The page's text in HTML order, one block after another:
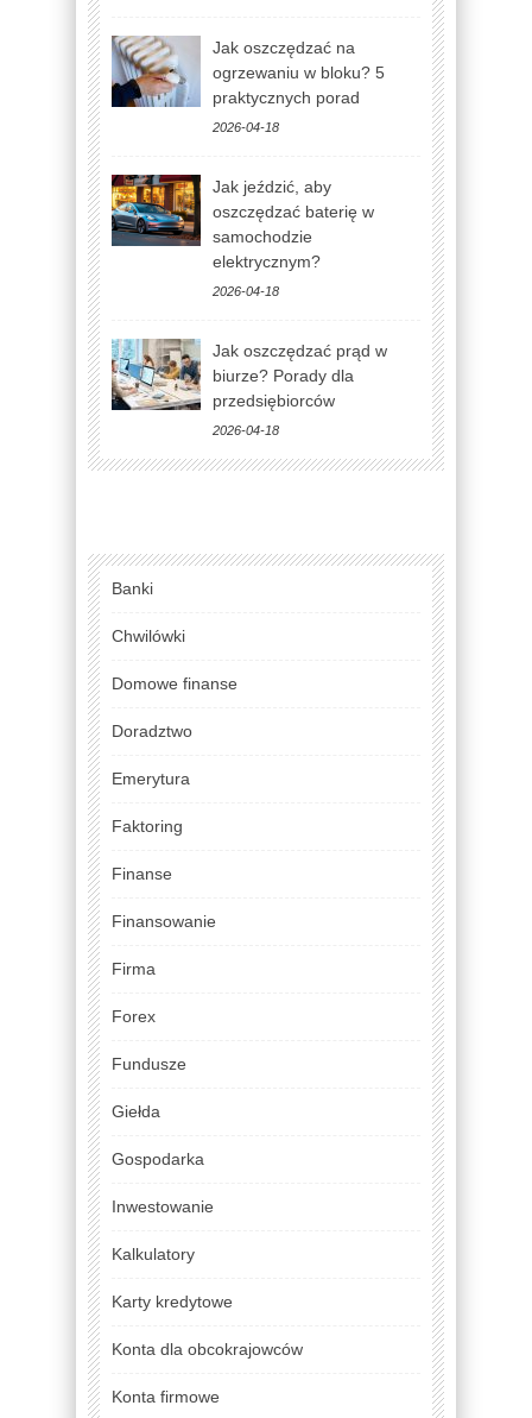
Jak oszczędzać na
ogrzewaniu w bloku? 5
praktycznych porad
2026-04-18
Jak jeździć, aby
oszczędzać baterię w
samochodzie
elektrycznym?
2026-04-18
Jak oszczędzać prąd w
biurze? Porady dla
przedsiębiorców
2026-04-18
Banki
Chwilówki
Domowe finanse
Doradztwo
Emerytura
Faktoring
Finanse
Finansowanie
Firma
Forex
Fundusze
Giełda
Gospodarka
Inwestowanie
Kalkulatory
Karty kredytowe
Konta dla obcokrajowców
Konta firmowe